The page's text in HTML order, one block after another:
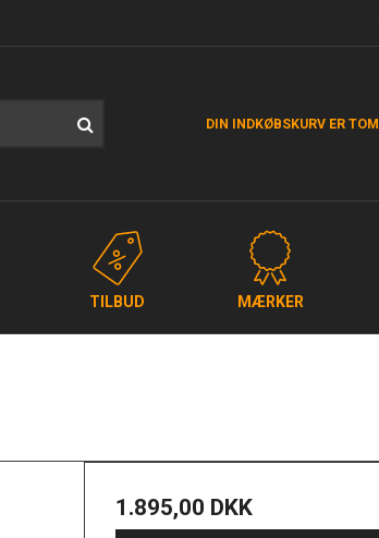
DIN INDKØBSKURV ER TOM
TILBUD MÆRKER
1.895,00 DKK